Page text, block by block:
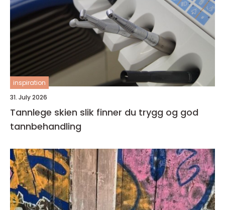
inspiration
31. July 2026
Tannlege skien slik finner du trygg og god
tannbehandling